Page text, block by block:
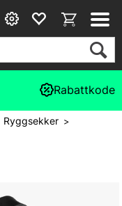
Rabattkode
Ryggsekker>